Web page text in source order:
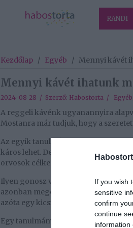
If you wish
sensitive
confirm
continue
information
RANDI
Kezdőlap / Egyéb / Mennyi kávét
Mennyi kávét ihatunk
2024-08-28 / Szerző: Habostorta / Egyéb
A reggeli kávénk ugyanannyira
Mostanra már tudjuk, hogy a
Az egyik tanulmány azonban arra
káros lehet. De hol kezdődik ez a
orvosok célkeresztjében állt. Azt
Ilyen gonosz vádakkal próbálták
azonban megcáfolták a misztikus
azóta egy kicsit még jobban
Egy tanulmány szerint az